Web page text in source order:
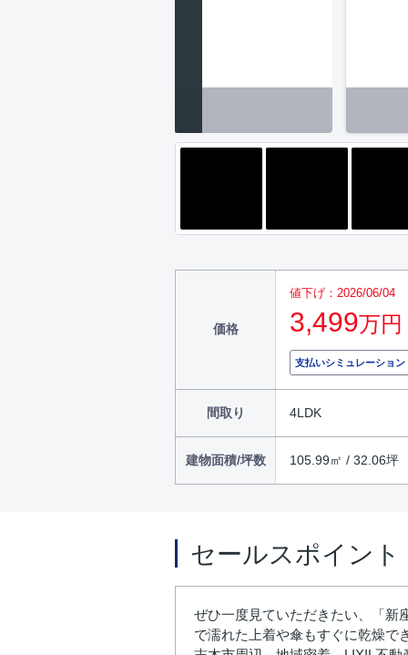
価格
値下げ：2026/06/04
3,499万円
支払いシミュレーション
間取り 4LDK
建物面積/坪数 105.99㎡ / 32.06坪
セールスポイント
ぜひ一度見ていただきたい、「
で濡れた上着や傘もすぐに乾燥で